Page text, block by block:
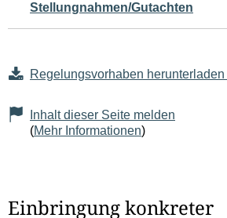
Stellungnahmen/Gutachten
Regelungsvorhaben
Inhalt dieser Seite melden
(Mehr Informationen)
Einbringung konkreter